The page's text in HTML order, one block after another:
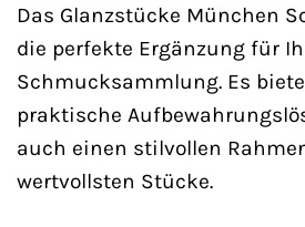
Das Glanzstücke München
die perfekte Ergänzung für
Schmucksammlung. Es
praktische
auch einen stilvollen
wertvollsten Stücke.